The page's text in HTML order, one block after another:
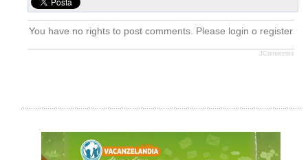
You have no rights to post comments. Please login o register
JComments